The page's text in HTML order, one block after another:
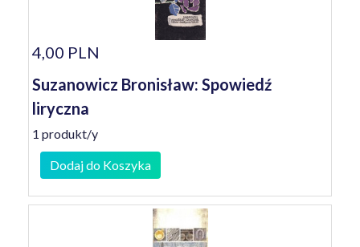
4,00 PLN
Suzanowicz Bronisław: Spowiedź
liryczna
1 produkt/y
Dodaj do Koszyka